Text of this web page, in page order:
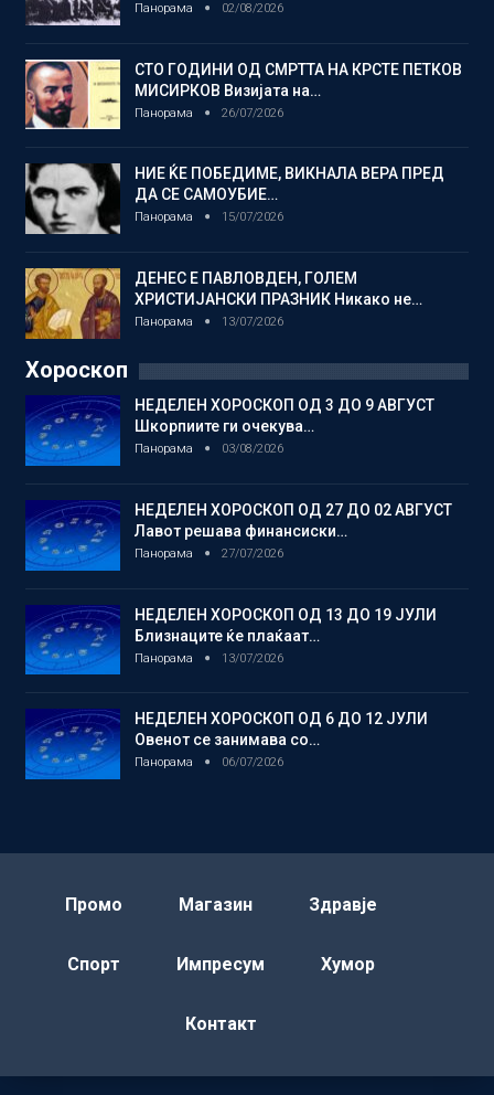
Панорама 02/08/2026
СТО ГОДИНИ ОД СМРТТА НА КРСТЕ ПЕТКОВ
МИСИРКОВ Визијата на…
Панорама 26/07/2026
НИЕ ЌЕ ПОБЕДИМЕ, ВИКНАЛА ВЕРА ПРЕД
ДА СЕ САМОУБИЕ…
Панорама 15/07/2026
ДЕНЕС Е ПАВЛОВДЕН, ГОЛЕМ
ХРИСТИЈАНСКИ ПРАЗНИК Никако не…
Панорама 13/07/2026
Хороскоп
НЕДЕЛЕН ХОРОСКОП ОД 3 ДО 9 АВГУСТ
Шкорпиите ги очекува…
Панорама 03/08/2026
НЕДЕЛЕН ХОРОСКОП ОД 27 ДО 02 АВГУСТ
Лавот решава финансиски…
Панорама 27/07/2026
НЕДЕЛЕН ХОРОСКОП ОД 13 ДО 19 ЈУЛИ
Близнаците ќе плаќаат…
Панорама 13/07/2026
НЕДЕЛЕН ХОРОСКОП ОД 6 ДО 12 ЈУЛИ
Овенот се занимава со…
Панорама 06/07/2026
Промо Магазин Здравје
Спорт Импресум Хумор
Контакт